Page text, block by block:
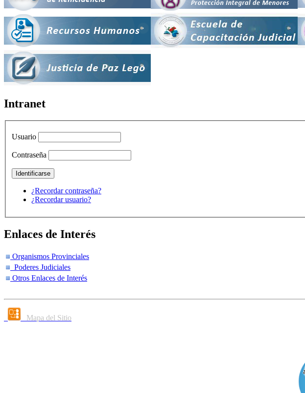
Intranet
Usuario
Contraseña
¿Recordar contraseña?
¿Recordar usuario?
Enlaces de Interés
Organismos Provinciales
Poderes Judiciales
Otros Enlaces de Interés
Mapa del Sitio